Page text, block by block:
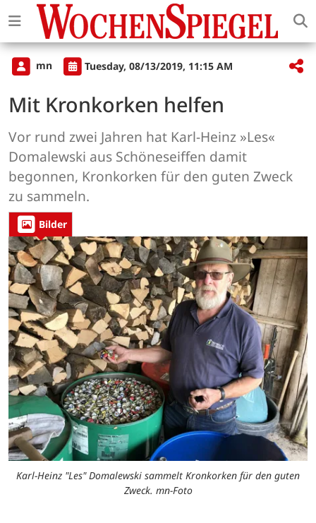
mn Tuesday, 08/13/2019, 11:15 AM
Mit Kronkorken helfen
Vor rund zwei Jahren hat Karl-Heinz »Les«
Domalewski aus Schöneseiffen damit
begonnen, Kronkorken für den guten Zweck
zu sammeln.
Bilder
Karl-Heinz "Les" Domalewski sammelt Kronkorken für den guten
Zweck. mn-Foto